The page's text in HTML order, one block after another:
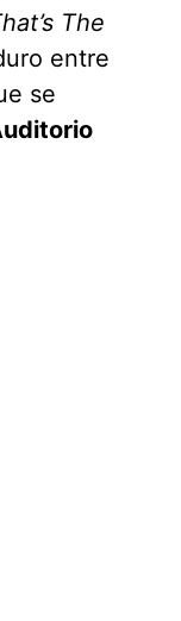
The
entre
se